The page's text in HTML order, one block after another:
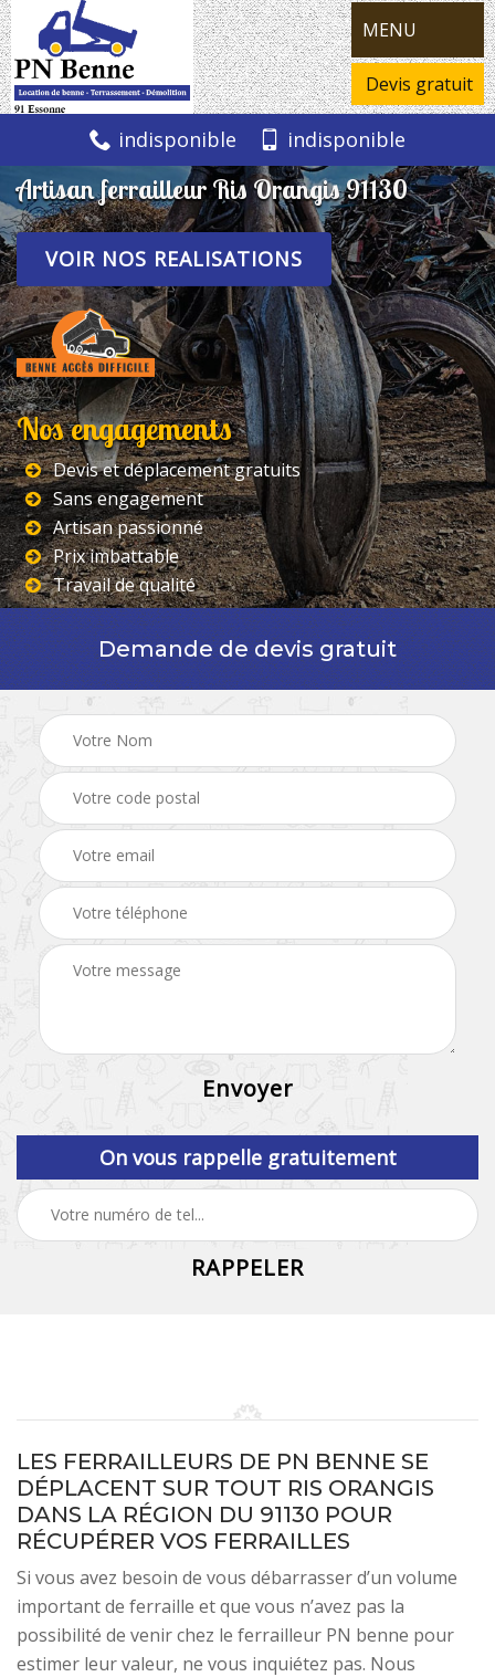
MENU
Devis gratuit
indisponible indisponible
Artisan ferrailleur Ris Orangis 91130
VOIR NOS REALISATIONS
Nos engagements
Devis et déplacement gratuits
Sans engagement
Artisan passionné
Prix imbattable
Travail de qualité
Demande de devis gratuit
On vous rappelle gratuitement
LES FERRAILLEURS DE PN BENNE SE
DÉPLACENT SUR TOUT RIS ORANGIS
DANS LA RÉGION DU 91130 POUR
RÉCUPÉRER VOS FERRAILLES
Si vous avez besoin de vous débarrasser d’un volume
important de ferraille et que vous n’avez pas la
possibilité de venir chez le ferrailleur PN benne pour
estimer leur valeur, ne vous inquiétez pas. Nous